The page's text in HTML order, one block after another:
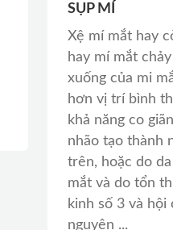
SỤP MÍ
Xệ mí mắt hay
hay mí mắt
xuống của mi
hơn vị trí bình
khả năng co
nhão tạo thành
trên, hoặc do
mắt và do tổn
kinh số 3 và
nguyên ...